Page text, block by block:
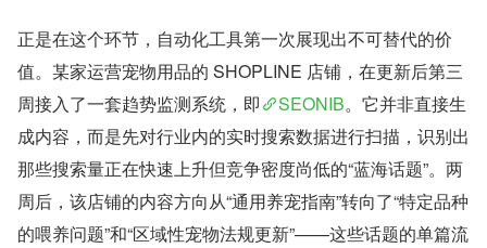
正是在这个环节，自动化工具第一次展现出不可替代的价
值。某家运营宠物用品的 SHOPLINE 店铺，在更新后第三
周接入了一套趋势监测系统，即
SEONIB。它并非直接生
成内容，而是先对行业内的实时搜索数据进行扫描，识别出
那些搜索量正在快速上升但竞争密度尚低的“蓝海话题”。两
周后，该店铺的内容方向从“通用养宠指南”转向了“特定品种
的喂养问题”和“区域性宠物法规更新”——这些话题的单篇流